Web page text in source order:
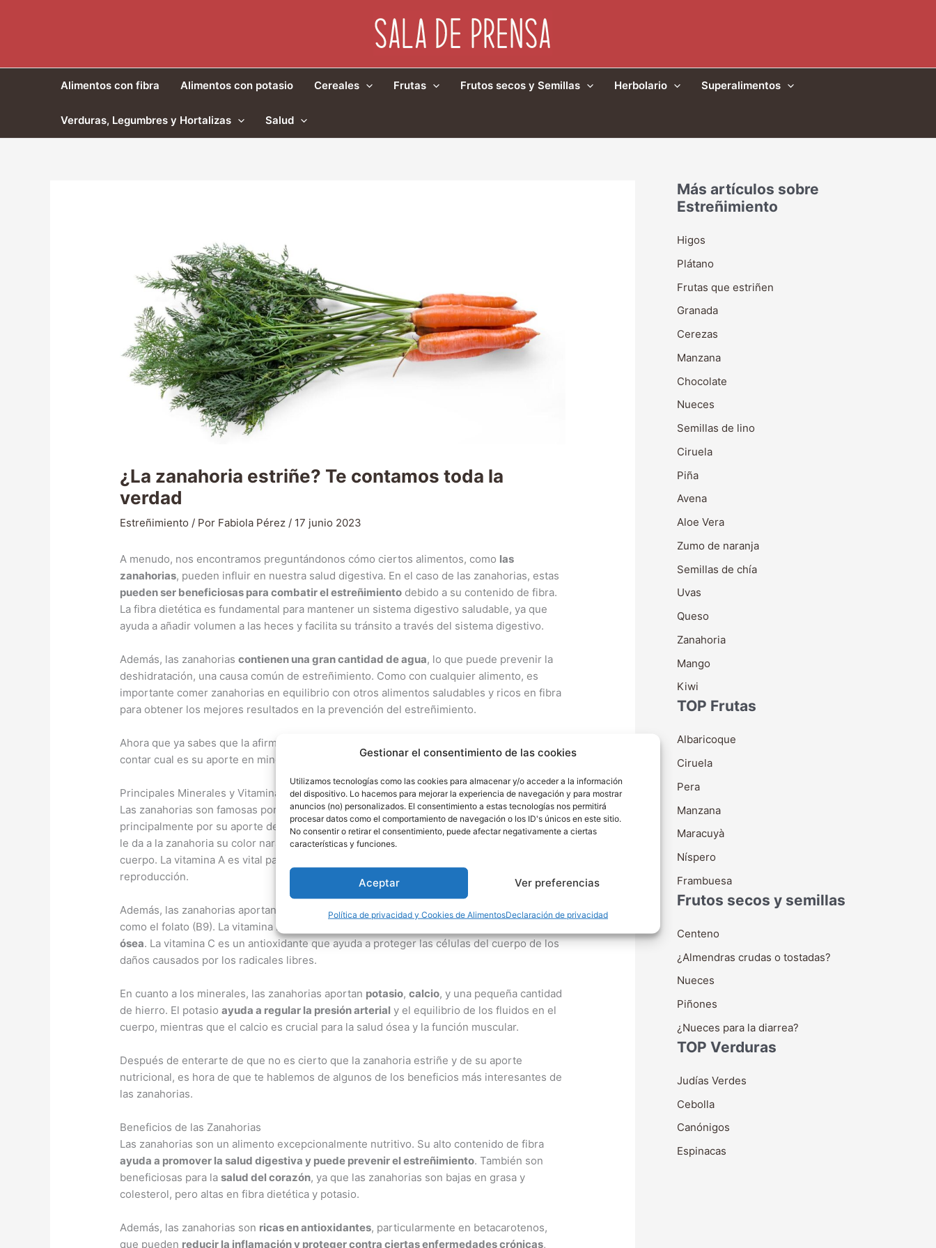
Gestionar el consentimiento de las cookies
Utilizamos tecnologías como las cookies para almacenar y/o acceder a la información
del dispositivo. Lo hacemos para mejorar la experiencia de navegación y para mostrar
anuncios (no) personalizados. El consentimiento a estas tecnologías nos permitirá
procesar datos como el comportamiento de navegación o los ID's únicos en este sitio.
No consentir o retirar el consentimiento, puede afectar negativamente a ciertas
características y funciones.
Aceptar Ver preferencias
Política de privacidad y Cookies de AlimentosDeclaración de privacidad
Alimentos con fibra Alimentos con potasio Cereales Frutas Frutos secos y Semillas Herbolario Superalimentos
Verduras, Legumbres y Hortalizas Salud
¿La zanahoria estriñe? Te contamos toda la
verdad
Estreñimiento / Por Fabiola Pérez / 17 junio 2023
A menudo, nos encontramos preguntándonos cómo ciertos alimentos, como las
zanahorias, pueden influir en nuestra salud digestiva. En el caso de las zanahorias, estas
pueden ser beneficiosas para combatir el estreñimiento debido a su contenido de fibra.
La fibra dietética es fundamental para mantener un sistema digestivo saludable, ya que
ayuda a añadir volumen a las heces y facilita su tránsito a través del sistema digestivo.
Además, las zanahoriascontienen una gran cantidad de agua, lo que puede prevenir la
deshidratación, una causa común de estreñimiento. Como con cualquier alimento, es
importante comer zanahorias en equilibrio con otros alimentos saludables y ricos en fibra
para obtener los mejores resultados en la prevención del estreñimiento.
Ahora que ya sabes que la afirmación de que la zanahoria estriñe es falsa, te vamos a
contar cual es su aporte en minerales y vitaminas.
Principales Minerales y Vitaminas en las Zanahorias
Las zanahorias son famosas por su alto contenido de nutrientes esenciales. Destacan
principalmente por su aporte de
vitamina A, en forma de betacaroteno, un pigmento que
le da a la zanahoria su color naranja característico y se convierte en vitamina A en nuestro
cuerpo. La vitamina A es vital para la salud de la visión, la función inmunológica y la
reproducción.
Además, las zanahorias aportan vitamina K vitamina C
, y varias vitaminas del complejo B,
como el folato (B9). La vitamina K es esencial para la
ósea. La vitamina C es un antioxidante que ayuda a proteger las células del cuerpo de los
daños causados por los radicales libres.
En cuanto a los minerales, las zanahorias aportan potasio,calcio, y una pequeña cantidad
de hierro. El potasioayuda a regular la presión arterial y el equilibrio de los fluidos en el
cuerpo, mientras que el calcio es crucial para la salud ósea y la función muscular.
Después de enterarte de que no es cierto que la zanahoria estriñe y de su aporte
nutricional, es hora de que te hablemos de algunos de los beneficios más interesantes de
las zanahorias.
Beneficios de las Zanahorias
Las zanahorias son un alimento excepcionalmente nutritivo. Su alto contenido de fibra
ayuda a promover la salud digestiva y puede prevenir el estreñimiento. También son
beneficiosas para lasalud del corazón, ya que las zanahorias son bajas en grasa y
colesterol, pero altas en fibra dietética y potasio.
Además, las zanahorias son ricas en antioxidantes, particularmente en betacarotenos,
que pueden reducir la inflamación y proteger contra ciertas enfermedades crónicas,
Más artículos sobre
Estreñimiento
Higos
Plátano
Frutas que estriñen
Granada
Cerezas
Manzana
Chocolate
Nueces
Semillas de lino
Ciruela
Piña
Avena
Aloe Vera
Zumo de naranja
Semillas de chía
Uvas
Queso
Zanahoria
Mango
Kiwi
TOP Frutas
Albaricoque
Ciruela
Pera
Manzana
Maracuyà
Níspero
Frambuesa
Frutos secos y semillas
Centeno
¿Almendras crudas o tostadas?
Nueces
Piñones
¿Nueces para la diarrea?
TOP Verduras
Judías Verdes
Cebolla
Canónigos
Espinacas